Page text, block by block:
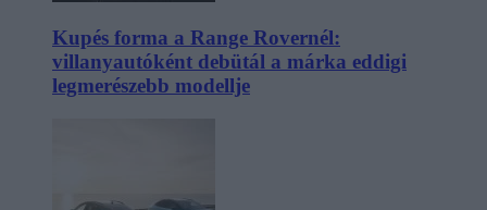
Kupés forma a Range Rovernél:
villanyautóként debütál a márka eddigi
legmerészebb modellje